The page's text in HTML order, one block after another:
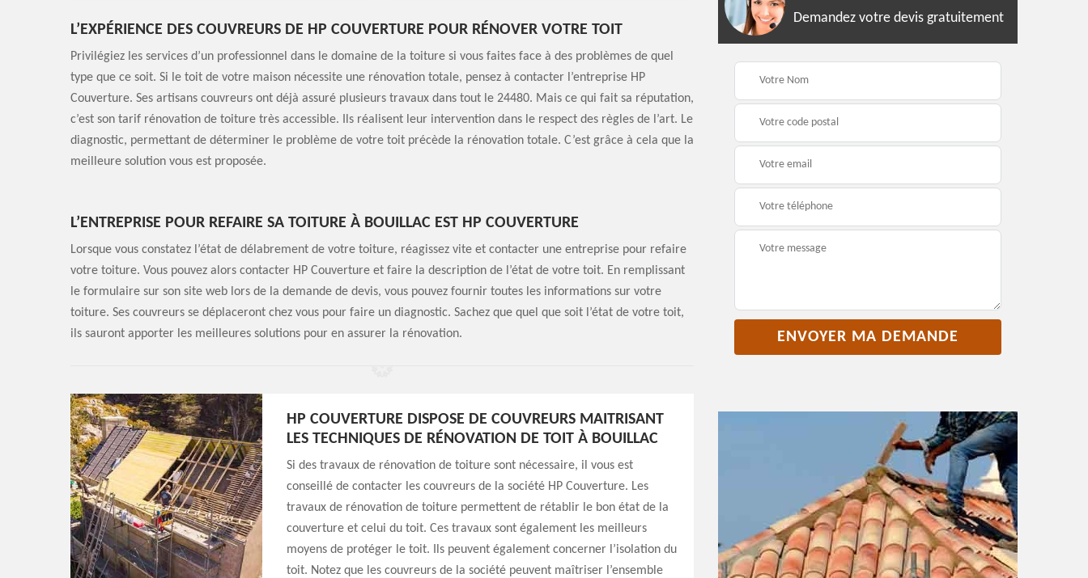
L’EXPÉRIENCE DES COUVREURS DE HP COUVERTURE POUR RÉNOVER VOTRE TOIT
Privilégiez les services d’un professionnel dans le domaine de la toiture si vous faites face à des problèmes de quel
type que ce soit. Si le toit de votre maison nécessite une rénovation totale, pensez à contacter l’entreprise HP
Couverture. Ses artisans couvreurs ont déjà assuré plusieurs travaux dans tout le 24480. Mais ce qui fait sa réputation,
c’est son tarif rénovation de toiture très accessible. Ils réalisent leur intervention dans le respect des règles de l’art. Le
diagnostic, permettant de déterminer le problème de votre toit précède la rénovation totale. C’est grâce à cela que la
meilleure solution vous est proposée.
L’ENTREPRISE POUR REFAIRE SA TOITURE À BOUILLAC EST HP COUVERTURE
Lorsque vous constatez l’état de délabrement de votre toiture, réagissez vite et contacter une entreprise pour refaire
votre toiture. Vous pouvez alors contacter HP Couverture et faire la description de l’état de votre toit. En remplissant
le formulaire sur son site web lors de la demande de devis, vous pouvez fournir toutes les informations sur votre
toiture. Ses couvreurs se déplaceront chez vous pour faire un diagnostic. Sachez que quel que soit l’état de votre toit,
ils sauront apporter les meilleures solutions pour en assurer la rénovation.
HP COUVERTURE DISPOSE DE COUVREURS MAITRISANT
LES TECHNIQUES DE RÉNOVATION DE TOIT À BOUILLAC
Si des travaux de rénovation de toiture sont nécessaire, il vous est
conseillé de contacter les couvreurs de la société HP Couverture. Les
travaux de rénovation de toiture permettent de rétablir le bon état de la
couverture et celui du toit. Ces travaux sont également les meilleurs
moyens de protéger le toit. Ils peuvent également concerner l’isolation du
toit. Notez que les couvreurs de la société peuvent maîtriser l’ensemble
Demandez votre devis gratuitement